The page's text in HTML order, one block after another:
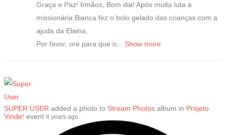
Graça e Paz! Irmãos, Bom dia! Após muita luta a
missionária Bianca fez o bolo gelado das crianças com a
ajuda da Elaina.
Por favor, ore para que o...
Show more
SUPER USER added a photo to Stream Photos album in Projeto
Vinde! event 4 years ago